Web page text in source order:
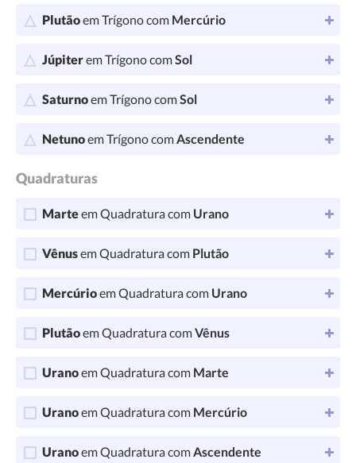
Plutãoem Trígono com Mercúrio
Júpiterem Trígono comSol
Saturnoem Trígono comSol
Netunoem Trígono comAscendente
Quadraturas
Marteem Quadratura com Urano
Vênusem Quadratura com Plutão
Mercúrioem Quadratura com Urano
Plutãoem Quadratura comVênus
Uranoem Quadratura com Marte
Uranoem Quadratura com Mercúrio
Uranoem Quadratura comAscendente